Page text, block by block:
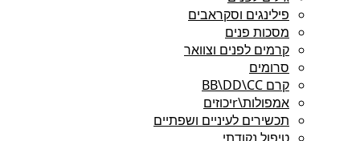
פילינגים וסקראבים
מסכות פנים
קרמים לפנים וצוואר
סרומים
קרם BB\DD\CC
אמפולות\rיכוזים
תכשירים לעיניים ושפתיים